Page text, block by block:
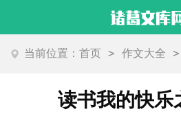
当前位置：首页 > 作文大全 >
读书我的快乐